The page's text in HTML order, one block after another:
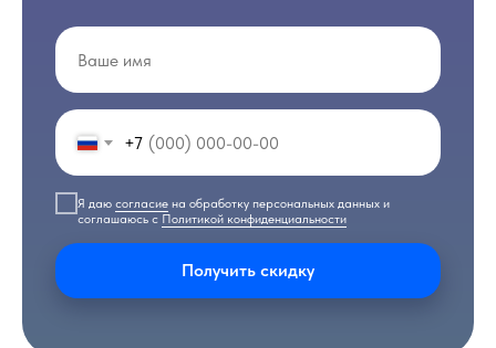
+7
Я даю согласие на обработку персональных данных и
соглашаюсь с Политикой конфиденциальности
Получить скидку